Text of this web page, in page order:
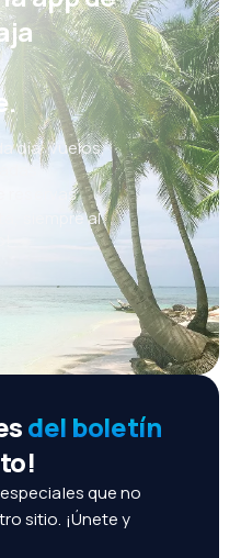
día: vuelos,
reservas
siempre al
del boletín
que no
sitio. ¡Únete y